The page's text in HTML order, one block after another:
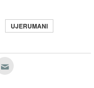
UJERUMANI